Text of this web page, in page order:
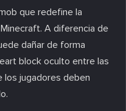
que redefine la
A diferencia de
dañar de forma
block oculto entre las
los jugadores deben